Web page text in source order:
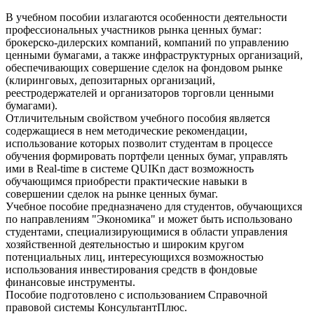
В учебном пособии излагаются особенности деятельности
профессиональных участников рынка ценных бумаг:
брокерско-дилерских компаний, компаний по управлению
ценными бумагами, а также инфраструктурных организаций,
обеспечивающих совершение сделок на фондовом рынке
(клиринговых, депозитарных организаций,
реестродержателей и организаторов торговли ценными
бумагами).
Отличительным свойством учебного пособия является
содержащиеся в нем методические рекомендации,
использование которых позволит студентам в процессе
обучения формировать портфели ценных бумаг, управлять
ими в Real-time в системе QUIKn даст возможность
обучающимся приобрести практические навыки в
совершении сделок на рынке ценных бумаг.
Учебное пособие предназначено для студентов, обучающихся
по направлениям "Экономика" и может быть использовано
студентами, специализирующимися в области управления
хозяйственной деятельностью и широким кругом
потенциальных лиц, интересующихся возможностью
использования инвестирования средств в фондовые
финансовые инструменты.
Пособие подготовлено с использованием Справочной
правовой системы КонсультантПлюс.